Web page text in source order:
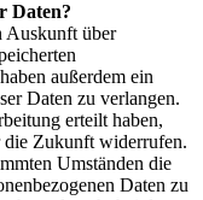
Daten?
Auskunft über
außerdem ein
Daten zu verlangen.
erteilt haben,
Zukunft widerrufen.
Umständen die
Daten zu